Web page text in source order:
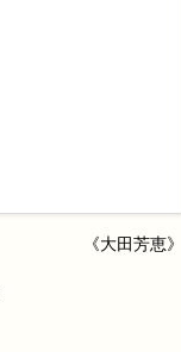
《大田芳恵》